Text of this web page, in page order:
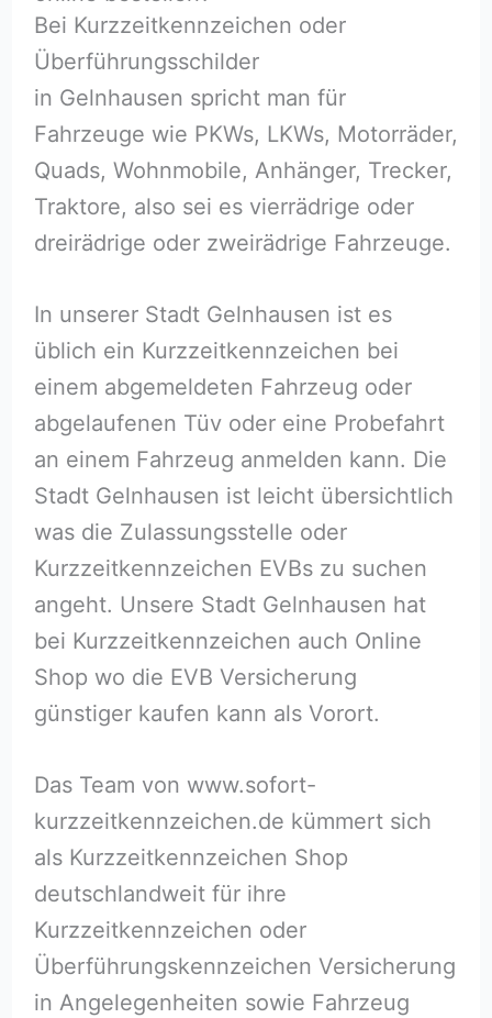
Bei Kurzzeitkennzeichen oder
Überführungsschilder
in Gelnhausen spricht man für
Fahrzeuge wie PKWs, LKWs, Motorräder,
Quads, Wohnmobile, Anhänger, Trecker,
Traktore, also sei es vierrädrige oder
dreirädrige oder zweirädrige Fahrzeuge.
In unserer Stadt Gelnhausen ist es
üblich ein Kurzzeitkennzeichen bei
einem abgemeldeten Fahrzeug oder
abgelaufenen Tüv oder eine Probefahrt
an einem Fahrzeug anmelden kann. Die
Stadt Gelnhausen ist leicht übersichtlich
was die Zulassungsstelle oder
Kurzzeitkennzeichen EVBs zu suchen
angeht. Unsere Stadt Gelnhausen hat
bei Kurzzeitkennzeichen auch Online
Shop wo die EVB Versicherung
günstiger kaufen kann als Vorort.
Das Team von www.sofort-
kurzzeitkennzeichen.de kümmert sich
als Kurzzeitkennzeichen Shop
deutschlandweit für ihre
Kurzzeitkennzeichen oder
Überführungskennzeichen Versicherung
in Angelegenheiten sowie Fahrzeug